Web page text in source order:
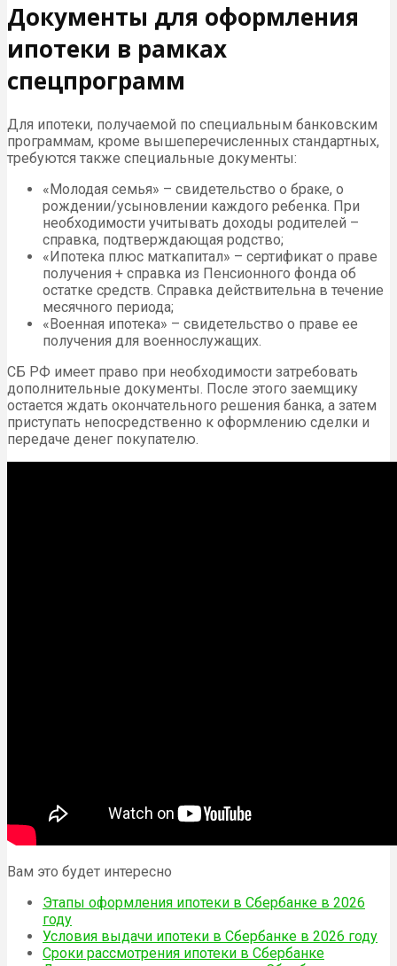
Документы для оформления
ипотеки в рамках
спецпрограмм
Для ипотеки, получаемой по специальным банковским
программам, кроме вышеперечисленных стандартных,
требуются также специальные документы:
«Молодая семья» – свидетельство о браке, о
рождении/усыновлении каждого ребенка. При
необходимости учитывать доходы родителей –
справка, подтверждающая родство;
«Ипотека плюс маткапитал» – сертификат о праве
получения + справка из Пенсионного фонда об
остатке средств. Справка действительна в течение
месячного периода;
«Военная ипотека» – свидетельство о праве ее
получения для военнослужащих.
СБ РФ имеет право при необходимости затребовать
дополнительные документы. После этого заемщику
остается ждать окончательного решения банка, а затем
приступать непосредственно к оформлению сделки и
передаче денег покупателю.
Вам это будет интересно
Этапы оформления ипотеки в Сбербанке в 2026
году
Условия выдачи ипотеки в Сбербанке в 2026 году
Сроки рассмотрения ипотеки в Сбербанке